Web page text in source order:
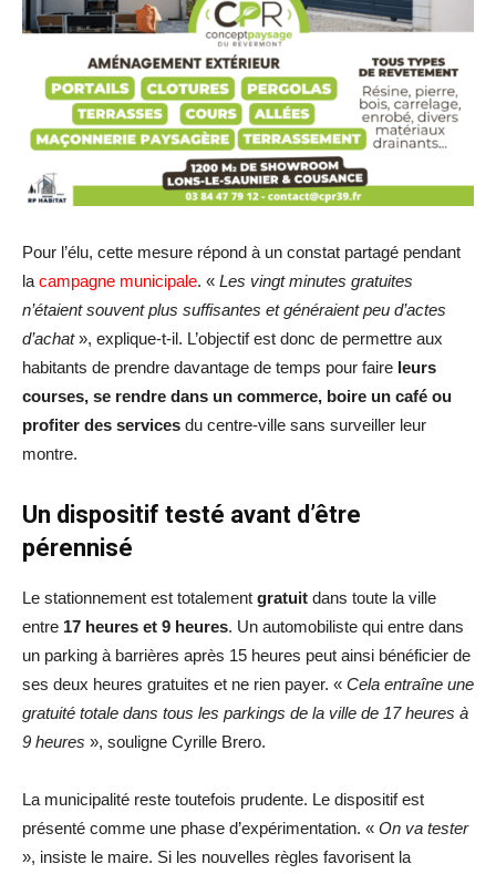
Pour l’élu, cette mesure répond à un constat partagé pendant
la campagne municipale. « Les vingt minutes gratuites
n’étaient souvent plus suffisantes et généraient peu d’actes
d’achat», explique-t-il. L’objectif est donc de permettre aux
habitants de prendre davantage de temps pour faire leurs
courses, se rendre dans un commerce, boire un café ou
profiter des services du centre-ville sans surveiller leur
montre.
Un dispositif testé avant d’être
pérennisé
Le stationnement est totalement gratuit dans toute la ville
entre 17 heures et 9 heures. Un automobiliste qui entre dans
un parking à barrières après 15 heures peut ainsi bénéficier de
ses deux heures gratuites et ne rien payer. « Cela entraîne une
gratuité totale dans tous les parkings de la ville de 17 heures à
9 heures », souligne Cyrille Brero.
La municipalité reste toutefois prudente. Le dispositif est
présenté comme une phase d’expérimentation. « On va tester
», insiste le maire. Si les nouvelles règles favorisent la